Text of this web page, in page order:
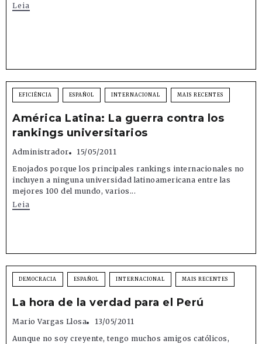
Leia
EFICIÊNCIA ESPAÑOL INTERNACIONAL MAIS RECENTES
América Latina: La guerra contra los
rankings universitarios
Administrador
15/05/2011
Enojados porque los principales rankings internacionales no
incluyen a ninguna universidad latinoamericana entre las
mejores 100 del mundo, varios...
Leia
DEMOCRACIA ESPAÑOL INTERNACIONAL MAIS RECENTES
La hora de la verdad para el Perú
Mario Vargas Llosa
13/05/2011
Aunque no soy creyente, tengo muchos amigos católicos,